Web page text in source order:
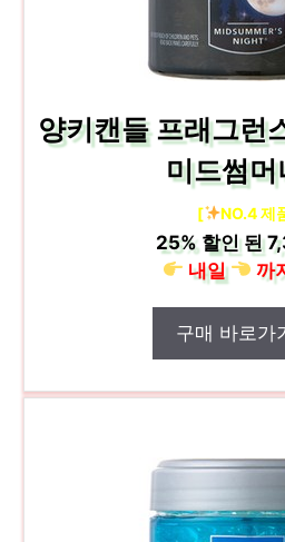
양키캔들 프래그런
미드썸머
[ NO.4 제
25% 할인 된
내일
까
구매 바로가